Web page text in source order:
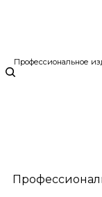
Профессиональное